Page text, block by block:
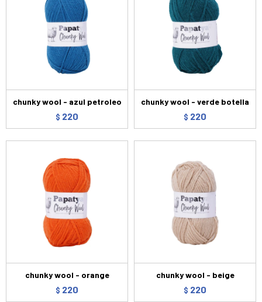
chunky wool - azul petroleo
$ 220
chunky wool - verde botella
$ 220
chunky wool - orange
$ 220
chunky wool - beige
$ 220